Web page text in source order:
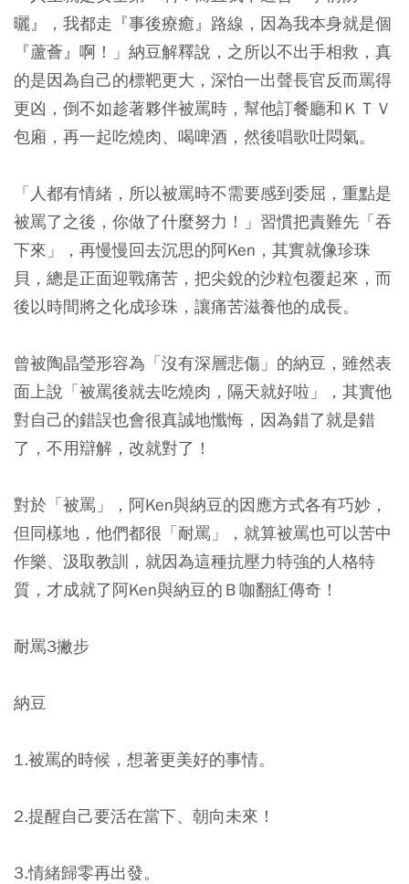
曬』，我都走『事後療癒』路線，因為我本身就是個
『蘆薈』啊！」納豆解釋說，之所以不出手相救，真
的是因為自己的標靶更大，深怕一出聲長官反而罵得
更凶，倒不如趁著夥伴被罵時，幫他訂餐廳和ＫＴＶ
包廂，再一起吃燒肉、喝啤酒，然後唱歌吐悶氣。
「人都有情緒，所以被罵時不需要感到委屈，重點是
被罵了之後，你做了什麼努力！」習慣把責難先「吞
下來」，再慢慢回去沉思的阿Ken，其實就像珍珠
貝，總是正面迎戰痛苦，把尖銳的沙粒包覆起來，而
後以時間將之化成珍珠，讓痛苦滋養他的成長。
曾被陶晶瑩形容為「沒有深層悲傷」的納豆，雖然表
面上說「被罵後就去吃燒肉，隔天就好啦」，其實他
對自己的錯誤也會很真誠地懺悔，因為錯了就是錯
了，不用辯解，改就對了！
對於「被罵」，阿Ken與納豆的因應方式各有巧妙，
但同樣地，他們都很「耐罵」，就算被罵也可以苦中
作樂、汲取教訓，就因為這種抗壓力特強的人格特
質，才成就了阿Ken與納豆的Ｂ咖翻紅傳奇！
耐罵3撇步
納豆
1.被罵的時候，想著更美好的事情。
2.提醒自己要活在當下、朝向未來！
3.情緒歸零再出發。